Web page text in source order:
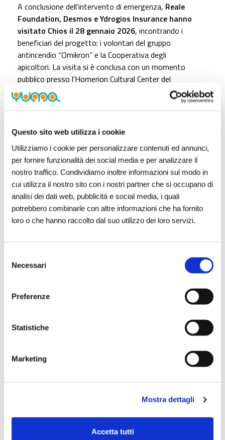
Questo sito web utilizza i cookie
Utilizziamo i cookie per personalizzare contenuti ed annunci,
per fornire funzionalità dei social media e per analizzare il
nostro traffico. Condividiamo inoltre informazioni sul modo in
cui utilizza il nostro sito con i nostri partner che si occupano di
analisi dei dati web, pubblicità e social media, i quali
potrebbero combinarle con altre informazioni che ha fornito
loro o che hanno raccolto dal suo utilizzo dei loro servizi.
delNecessari
Preferenze
Statistiche
Marketing
Mostra dettagli
Accetta tutti
A conclusione dell’intervento di emergenza, Reale
Foundation, Desmos e Ydrogios Insurance hanno
visitato Chios il 28 gennaio 2026, incontrando i
beneficiari del progetto: i volontari del gruppo
antincendio “Omikron” e la Cooperativa degli
apicoltori. La visita si è conclusa con un momento
pubblico presso l’Homerion Cultural Center del
Comune di Chios, alla presenza delle istituzioni
locali, delle organizzazioni coinvolte e dei media.
«Reale Foundation opera sulla base dei valori di
mutualità che guidano Reale Group ed è impegnata
a generare un impatto misurabile e significativo, in
particolare nei momenti in cui le comunità locali
affrontano sfide importanti», ha dichiarato
Virginia Antonini, General Manager & Head of
International Institutional Affairs di Reale
Foundation. «Attivando per la prima volta in Grecia
il proprio Protocollo di Emergenza, la Fondazione
fornisce un supporto concreto ai residenti di Chios
Desmos, stiamo dotando i volontari impegnati
consentire loro di continuare il loro lavoro vitale in
contribuendo alla salvaguardia degli alveari e alla